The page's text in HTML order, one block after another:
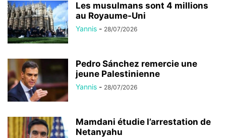
Les musulmans sont 4 millions
au Royaume-Uni
Yannis - 28/07/2026
Pedro Sánchez remercie une
jeune Palestinienne
Yannis - 28/07/2026
Mamdani étudie l’arrestation de
Netanyahu